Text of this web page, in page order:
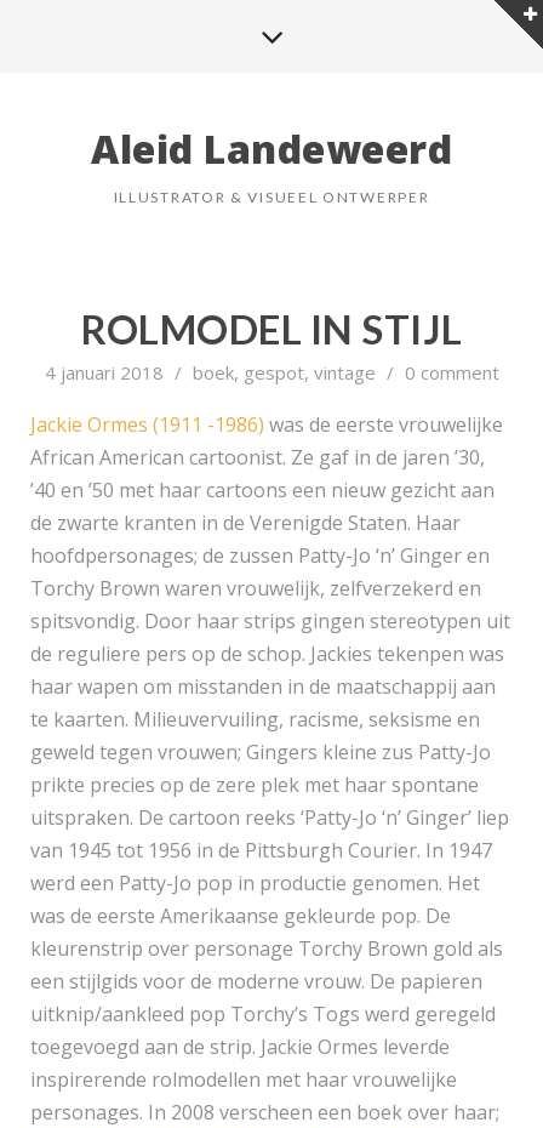
Aleid Landeweerd
ILLUSTRATOR & VISUEEL ONTWERPER
ROLMODEL IN STIJL
4 januari 2018 / boek, gespot, vintage / 0 comment
Jackie Ormes (1911 -1986) was de eerste vrouwelijke
African American cartoonist. Ze gaf in de jaren ’30,
’40 en ’50 met haar cartoons een nieuw gezicht aan
de zwarte kranten in de Verenigde Staten. Haar
hoofdpersonages; de zussen Patty-Jo ‘n’ Ginger en
Torchy Brown waren vrouwelijk, zelfverzekerd en
spitsvondig. Door haar strips gingen stereotypen uit
de reguliere pers op de schop. Jackies tekenpen was
haar wapen om misstanden in de maatschappij aan
te kaarten. Milieuvervuiling, racisme, seksisme en
geweld tegen vrouwen; Gingers kleine zus Patty-Jo
prikte precies op de zere plek met haar spontane
uitspraken. De cartoon reeks ‘Patty-Jo ‘n’ Ginger’ liep
van 1945 tot 1956 in de Pittsburgh Courier. In 1947
werd een Patty-Jo pop in productie genomen. Het
was de eerste Amerikaanse gekleurde pop. De
kleurenstrip over personage Torchy Brown gold als
een stijlgids voor de moderne vrouw. De papieren
uitknip/aankleed pop Torchy’s Togs werd geregeld
toegevoegd aan de strip. Jackie Ormes leverde
inspirerende rolmodellen met haar vrouwelijke
personages. In 2008 verscheen een boek over haar;